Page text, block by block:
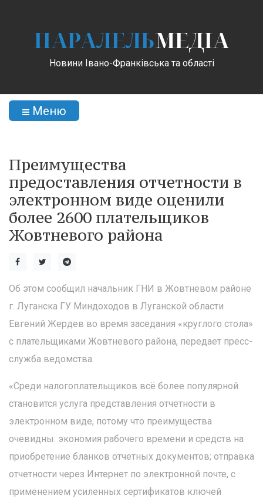
ПАРАЛЕЛЬМЕДІА
Новини Івано-Франківська та області
Меню
Преимущества
предоставления отчетности в
электронном виде оценили
более 2600 плательщиков
Жовтневого района
Об этом сообщил начальник ГНИ в Жовтневом районе
г. Луганска ГУ Миндоходов в Луганской области
Евгений Жердев во время заседания «круглого стола»
с плательщиками Жовтневого района, передает пресс-
служба ведомства.
«Среди налогоплательщиков всё более популярной
становится услуга представления отчетности в
электронном виде, потому что преимущества
очевидны: экономия рабочего времени и средств на
приобретение бланков отчетных документов; отправка
отчетности через Интернет ​​по электронной почте, с
применением усиленных сертификатов ключей